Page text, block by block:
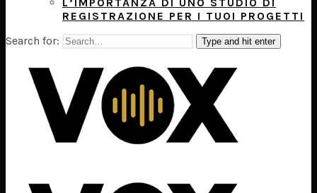
REGISTRAZIONE PER I TUOI PROGETTI
Search for:
Type and hit enter